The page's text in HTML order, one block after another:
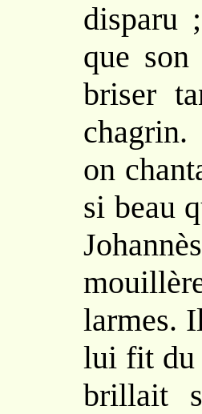
disparu
que
briser
on
si beau
larmes.
lui fit du
brillait